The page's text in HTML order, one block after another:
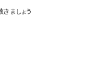
ましょう